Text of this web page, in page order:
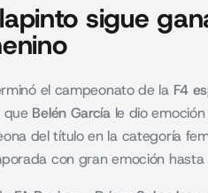
sigue
el campeonato de la F4
que Belén Garcíale dio
del título en la categoría
con gran emoción